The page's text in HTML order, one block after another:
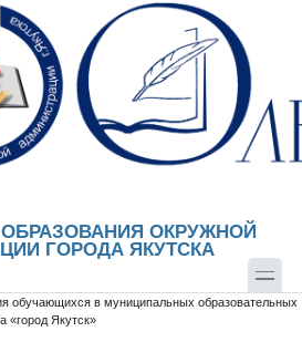
ОКРУЖНОЙ
ГОРОДА ЯКУТСКА
обучающихся в муниципальных образовательных
«город Якутск»